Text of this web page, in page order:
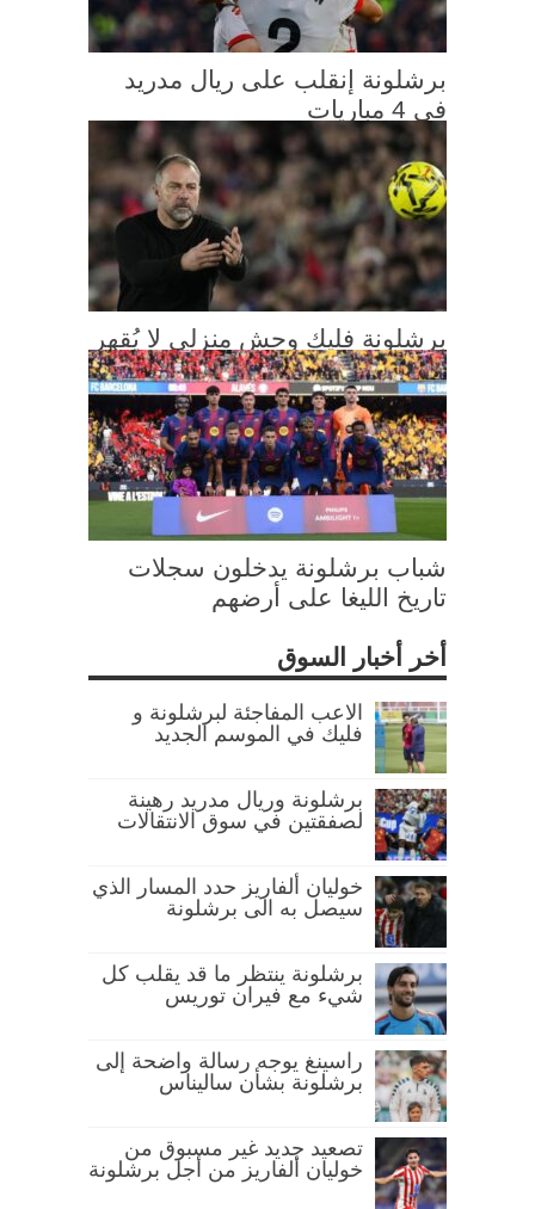
برشلونة إنقلب على ريال مدريد
في 4 مباريات
برشلونة فليك وحش منزلي لا يُقهر
شباب برشلونة يدخلون سجلات
تاريخ الليغا على أرضهم
أخر أخبار السوق
الاعب المفاجئة لبرشلونة و
فليك في الموسم الجديد
برشلونة وريال مدريد رهينة
لصفقتين في سوق الانتقالات
خوليان ألفاريز حدد المسار الذي
سيصل به الى برشلونة
برشلونة ينتظر ما قد يقلب كل
شيء مع فيران توريس
راسينغ يوجه رسالة واضحة إلى
برشلونة بشأن ساليناس
تصعيد جديد غير مسبوق من
خوليان ألفاريز من أجل برشلونة